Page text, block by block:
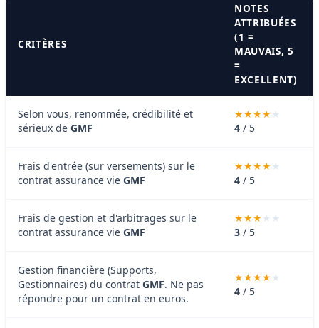
CRITÈRES
NOTES
ATTRIBUÉES
(1 =
MAUVAIS, 5
=
EXCELLENT)
Selon vous, renommée, crédibilité et
sérieux de GMF 4 / 5
Frais d'entrée (sur versements) sur le
contrat assurance vie GMF 4 / 5
Frais de gestion et d'arbitrages sur le
contrat assurance vie GMF 3 / 5
Gestion financière (Supports,
Gestionnaires) du contrat GMF. Ne pas
répondre pour un contrat en euros.
4 / 5